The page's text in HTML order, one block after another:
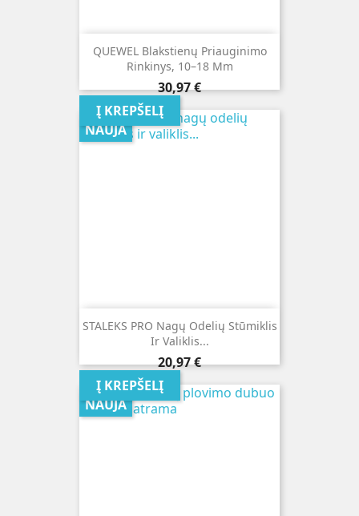
QUEWEL Blakstienų Priauginimo
Rinkinys, 10–18 Mm
Kaina
30,97 €
Į KREPŠELĮ
STALEKS PRO Nagų Odelių Stūmiklis
Ir Valiklis...
Kaina
20,97 €
Į KREPŠELĮ
NAUJA
NAUJA